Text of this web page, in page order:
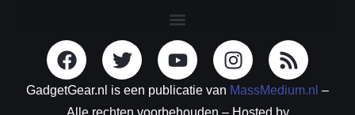
GadgetGear.nl is een publicatie van MassMedium.nl –